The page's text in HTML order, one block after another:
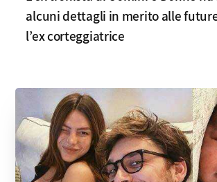
alcuni dettagli in merito alle
l’ex corteggiatrice